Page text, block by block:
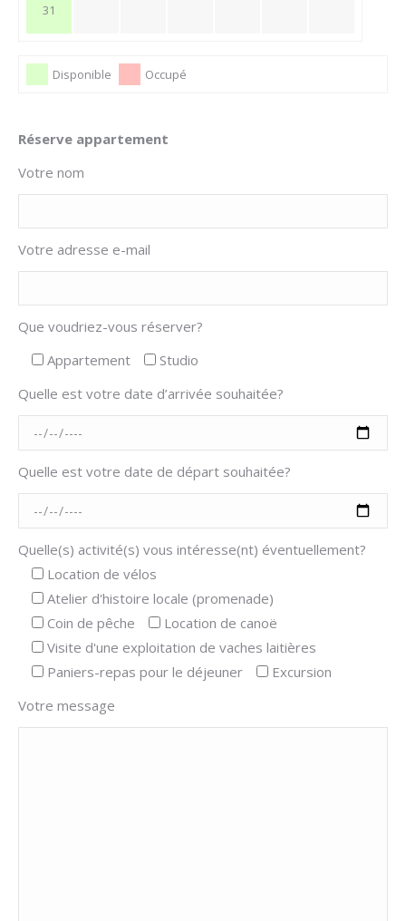
31
Disponible Occupé
Réserve appartement
Votre nom
Votre adresse e-mail
Que voudriez-vous réserver?
Appartement
Studio
Quelle est votre date d’arrivée souhaitée?
Quelle est votre date de départ souhaitée?
Quelle(s) activité(s) vous intéresse(nt) éventuellement?
Location de vélos
Atelier d'histoire locale (promenade)
Coin de pêche
Location de canoë
Visite d'une exploitation de vaches laitières
Paniers-repas pour le déjeuner
Excursion
Votre message